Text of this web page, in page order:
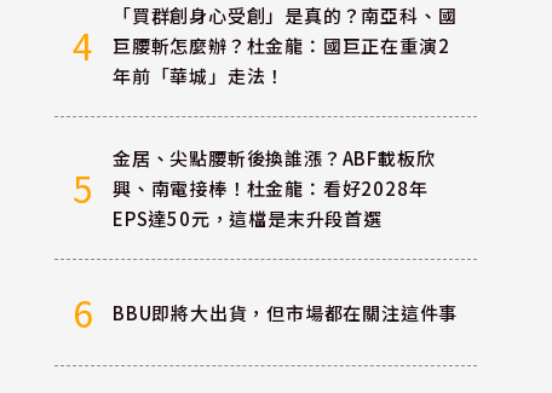
4
「買群創身心受創」是真的？南亞科、國
巨腰斬怎麼辦？杜金龍：國巨正在重演2
年前「華城」走法！
5
金居、尖點腰斬後換誰漲？ABF載板欣
興、南電接棒！杜金龍：看好2028年
EPS達50元，這檔是末升段首選
6 BBU即將大出貨，但市場都在關注這件事